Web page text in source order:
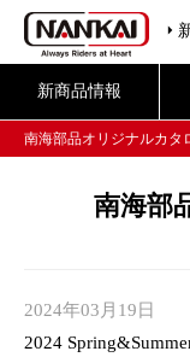
新商品情報
南海部品オリジナルカタ
南海部
2024年03月19日
2024